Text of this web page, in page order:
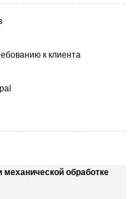
к клиента
обработке